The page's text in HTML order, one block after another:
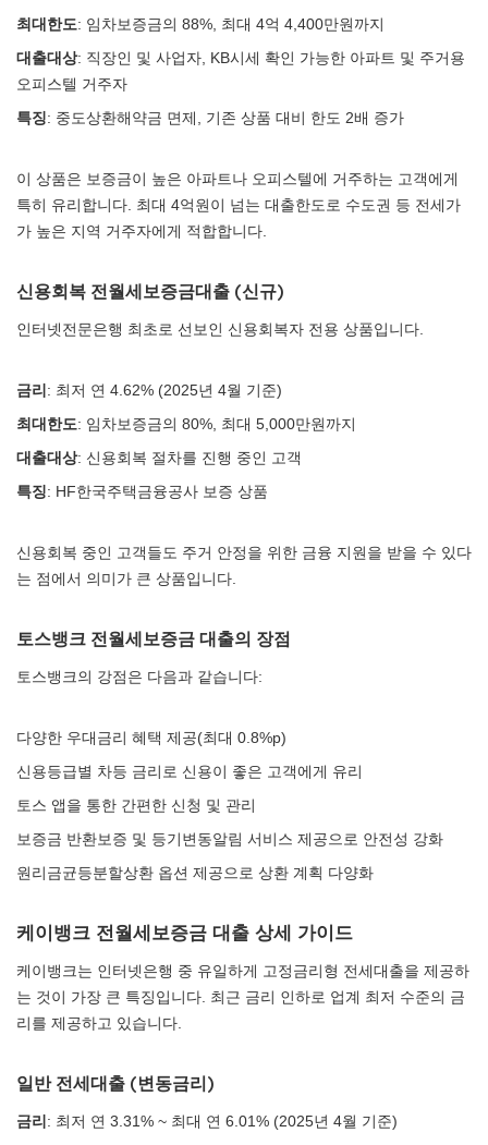
최대한도: 임차보증금의 88%, 최대 4억 4,400만원까지
대출대상: 직장인 및 사업자, KB시세 확인 가능한 아파트 및 주거용
오피스텔 거주자
특징: 중도상환해약금 면제, 기존 상품 대비 한도 2배 증가
이 상품은 보증금이 높은 아파트나 오피스텔에 거주하는 고객에게
특히 유리합니다. 최대 4억원이 넘는 대출한도로 수도권 등 전세가
가 높은 지역 거주자에게 적합합니다.
신용회복 전월세보증금대출 (신규)
인터넷전문은행 최초로 선보인 신용회복자 전용 상품입니다.
금리 : 최저 연 4.62% (2025년 4월 기준)
최대한도: 임차보증금의 80%, 최대 5,000만원까지
대출대상: 신용회복 절차를 진행 중인 고객
특징: HF한국주택금융공사 보증 상품
신용회복 중인 고객들도 주거 안정을 위한 금융 지원을 받을 수 있다
는 점에서 의미가 큰 상품입니다.
토스뱅크 전월세보증금 대출의 장점
토스뱅크의 강점은 다음과 같습니다:
다양한 우대금리 혜택 제공(최대 0.8%p)
신용등급별 차등 금리로 신용이 좋은 고객에게 유리
토스 앱을 통한 간편한 신청 및 관리
보증금 반환보증 및 등기변동알림 서비스 제공으로 안전성 강화
원리금균등분할상환 옵션 제공으로 상환 계획 다양화
케이뱅크 전월세보증금 대출 상세 가이드
케이뱅크는 인터넷은행 중 유일하게 고정금리형 전세대출을 제공하
는 것이 가장 큰 특징입니다. 최근 금리 인하로 업계 최저 수준의 금
리를 제공하고 있습니다.
일반 전세대출 (변동금리)
금리 : 최저 연 3.31% ~ 최대 연 6.01% (2025년 4월 기준)